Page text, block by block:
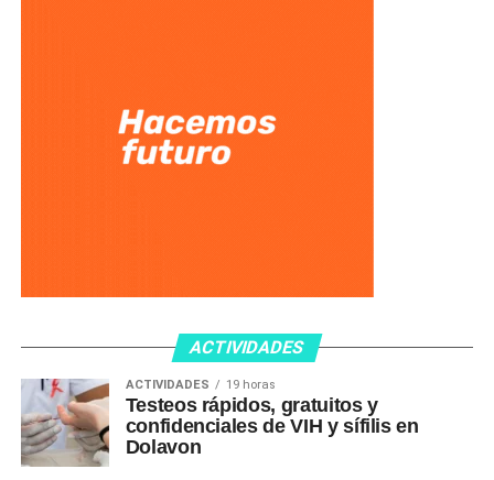
ACTIVIDADES
ACTIVIDADES 19 horas
Testeos rápidos, gratuitos y
confidenciales de VIH y sífilis en
Dolavon